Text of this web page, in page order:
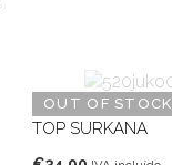
OUT OF STOCK
TOP SURKANA